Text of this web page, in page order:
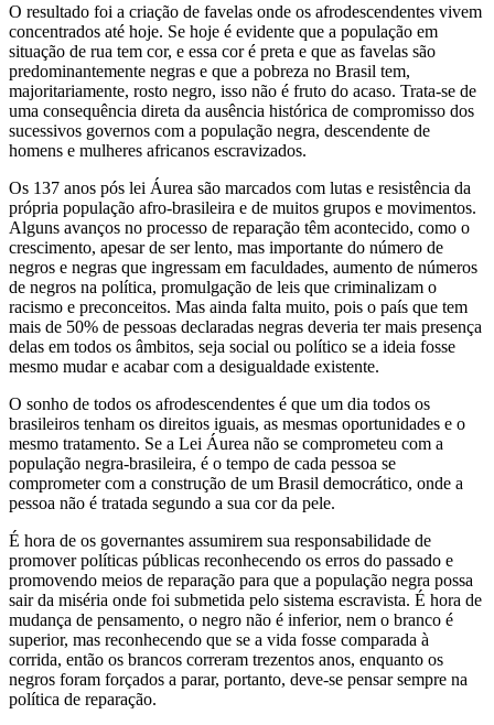
O resultado foi a criação de favelas onde os afrodescendentes vivem
concentrados até hoje. Se hoje é evidente que a população em
situação de rua tem cor, e essa cor é preta e que as favelas são
predominantemente negras e que a pobreza no Brasil tem,
majoritariamente, rosto negro, isso não é fruto do acaso. Trata-se de
uma consequência direta da ausência histórica de compromisso dos
sucessivos governos com a população negra, descendente de
homens e mulheres africanos escravizados.
Os 137 anos pós lei Áurea são marcados com lutas e resistência da
própria população afro-brasileira e de muitos grupos e movimentos.
Alguns avanços no processo de reparação têm acontecido, como o
crescimento, apesar de ser lento, mas importante do número de
negros e negras que ingressam em faculdades, aumento de números
de negros na política, promulgação de leis que criminalizam o
racismo e preconceitos. Mas ainda falta muito, pois o país que tem
mais de 50% de pessoas declaradas negras deveria ter mais presença
delas em todos os âmbitos, seja social ou político se a ideia fosse
mesmo mudar e acabar com a desigualdade existente.
O sonho de todos os afrodescendentes é que um dia todos os
brasileiros tenham os direitos iguais, as mesmas oportunidades e o
mesmo tratamento. Se a Lei Áurea não se comprometeu com a
população negra-brasileira, é o tempo de cada pessoa se
comprometer com a construção de um Brasil democrático, onde a
pessoa não é tratada segundo a sua cor da pele.
É hora de os governantes assumirem sua responsabilidade de
promover políticas públicas reconhecendo os erros do passado e
promovendo meios de reparação para que a população negra possa
sair da miséria onde foi submetida pelo sistema escravista. É hora de
mudança de pensamento, o negro não é inferior, nem o branco é
superior, mas reconhecendo que se a vida fosse comparada à
corrida, então os brancos correram trezentos anos, enquanto os
negros foram forçados a parar, portanto, deve-se pensar sempre na
política de reparação.